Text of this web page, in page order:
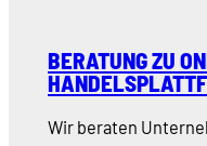
BERATUNG ZU
Wir beraten